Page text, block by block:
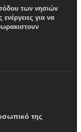
των νησιών
για να
της